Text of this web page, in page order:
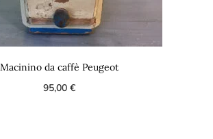
Macinino da caffè Peugeot
95,00€